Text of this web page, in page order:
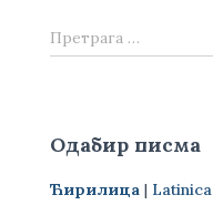
П
р
а
а
Претрага …
Одабир писма
Ћирилица | Latinica